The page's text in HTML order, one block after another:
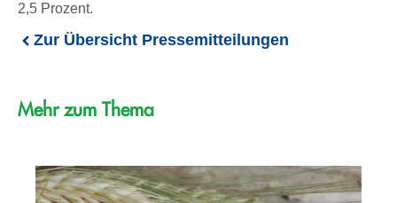
2,5 Prozent.
Zur Übersicht Pressemitteilungen
Mehr zum Thema